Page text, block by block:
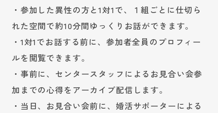
・参加した異性の方と1対1で、１組ごとに仕切ら
れた空間で約10分間ゆっくりお話ができます。
・1対1でお話する前に、参加者全員のプロフィー
ルを閲覧できます。
・事前に、センタースタッフによるお見合い会参
加までの心得をアーカイブ配信します。
・当日、お見合い会前に、婚活サポーターによる